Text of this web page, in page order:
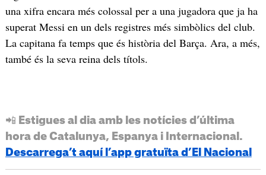
una xifra encara més colossal per a una jugadora que ja ha
superat Messi en un dels registres més simbòlics del club.
La capitana fa temps que és història del Barça. Ara, a més,
també és la seva reina dels títols.
📲 Estigues al dia amb les notícies d’última
hora de Catalunya, Espanya i Internacional.
Descarrega’t aquí l’app gratuïta d’El Nacional